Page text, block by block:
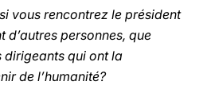
vous rencontrez le président
d’autres personnes, que
dirigeants qui ont la
de l’humanité?